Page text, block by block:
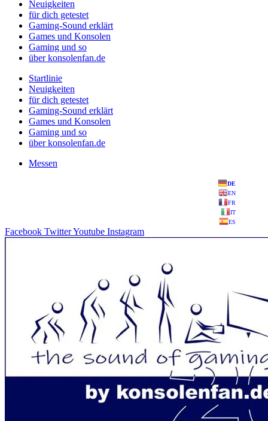
Neuigkeiten
für dich getestet
Gaming-Sound erklärt
Games und Konsolen
Gaming und so
über konsolenfan.de
Startlinie
Neuigkeiten
für dich getestet
Gaming-Sound erklärt
Games und Konsolen
Gaming und so
über konsolenfan.de
Messen
DE
EN
FR
IT
ES
Facebook TwitterYoutube Instagram